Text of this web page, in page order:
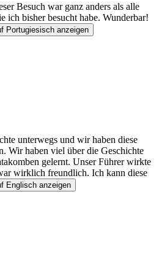
Besuch war ganz anders als alle
ich bisher besucht habe. Wunderbar!
Portugiesisch anzeigen
unterwegs und wir haben diese
Wir haben viel über die Geschichte
gelernt. Unser Führer wirkte
wirklich freundlich. Ich kann diese
Englisch anzeigen